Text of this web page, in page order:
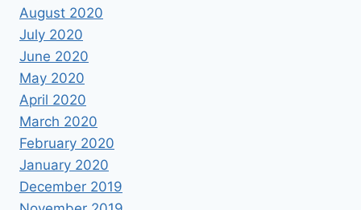
August 2020
July 2020
June 2020
May 2020
April 2020
March 2020
February 2020
January 2020
December 2019